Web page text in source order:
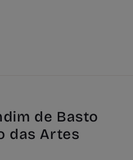
de Basto
das Artes